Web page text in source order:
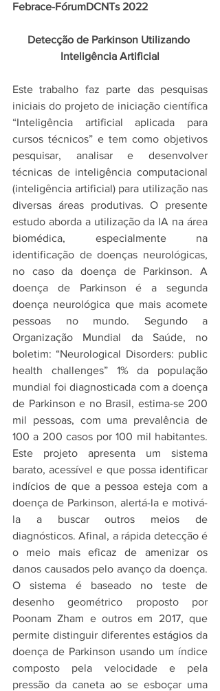
Febrace-FórumDCNTs 2022
Detecção de Parkinson Utilizando
Inteligência Artificial
Este trabalho faz parte das pesquisas
iniciais do projeto de iniciação científica
“Inteligência artificial aplicada para
cursos técnicos” e tem como objetivos
pesquisar, analisar e desenvolver
técnicas de inteligência computacional
(inteligência artificial) para utilização nas
diversas áreas produtivas. O presente
estudo aborda a utilização da IA na área
biomédica, especialmente na
identificação de doenças neurológicas,
no caso da doença de Parkinson. A
doença de Parkinson é a segunda
doença neurológica que mais acomete
pessoas no mundo. Segundo a
Organização Mundial da Saúde, no
boletim: “Neurological Disorders: public
health challenges” 1% da população
mundial foi diagnosticada com a doença
de Parkinson e no Brasil, estima-se 200
mil pessoas, com uma prevalência de
100 a 200 casos por 100 mil habitantes.
Este projeto apresenta um sistema
barato, acessível e que possa identificar
indícios de que a pessoa esteja com a
doença de Parkinson, alertá-la e motivá-
la a buscar outros meios de
diagnósticos. Afinal, a rápida detecção é
o meio mais eficaz de amenizar os
danos causados pelo avanço da doença.
O sistema é baseado no teste de
desenho geométrico proposto por
Poonam Zham e outros em 2017, que
permite distinguir diferentes estágios da
doença de Parkinson usando um índice
composto pela velocidade e pela
pressão da caneta ao se esboçar uma